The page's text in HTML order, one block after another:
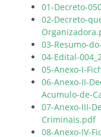
01-Decreto-
02-Decreto-
03-Resumo-
04-Edital-
05-Anexo-I-
06-Anexo-II-
Acumulo-de-
07-Anexo-III-
Criminais.pdf
08-Anexo-IV-